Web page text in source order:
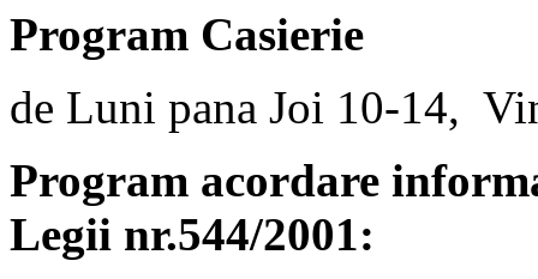
Program Casierie
de Luni pana Joi 10-14,
Program acordare
Legii nr.544/2001: